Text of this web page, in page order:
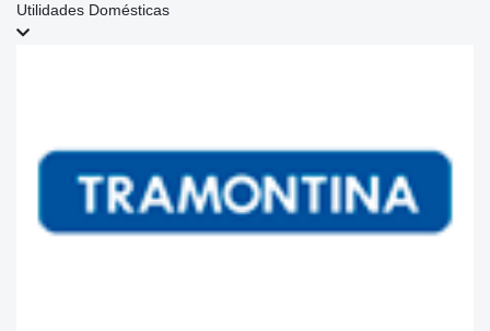
Utilidades Domésticas